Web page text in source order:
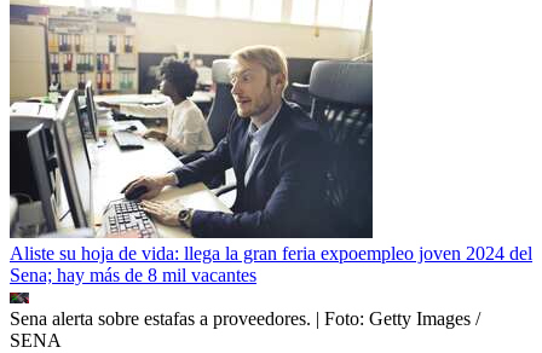
Aliste su hoja de vida: llega la gran feria expoempleo joven 2024 del
Sena; hay más de 8 mil vacantes
Sena alerta sobre estafas a proveedores. | Foto: Getty Images /
SENA